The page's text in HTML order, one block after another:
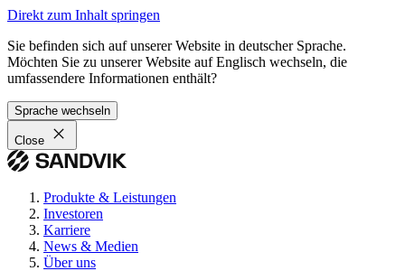
Direkt zum Inhalt springen
Sie befinden sich auf unserer Website in deutscher Sprache.
Möchten Sie zu unserer Website auf Englisch wechseln, die
umfassendere Informationen enthält?
Sprache wechseln
Close
Produkte & Leistungen
Investoren
Karriere
News & Medien
Über uns